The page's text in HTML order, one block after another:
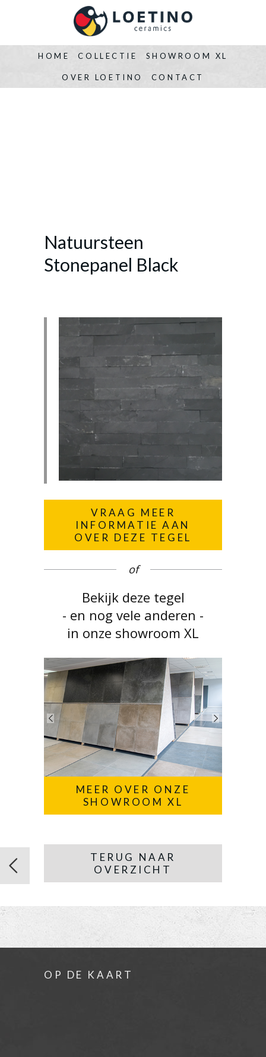
HOME COLLECTIE SHOWROOM XL
OVER LOETINO CONTACT
Natuursteen
Stonepanel Black
VRAAG MEER
INFORMATIE AAN
OVER DEZE TEGEL
of
Bekijk deze tegel
- en nog vele anderen -
in onze showroom XL
MEER OVER ONZE
SHOWROOM XL
TERUG NAAR
OVERZICHT
OP DE KAART